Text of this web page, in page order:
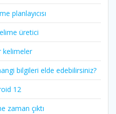
planlayıcısı
üretici
kelimeler
bilgileri elde edebilirsiniz?
12
zaman çıktı